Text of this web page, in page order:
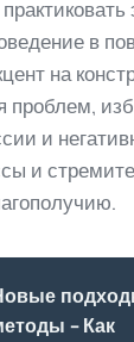
в
на
проблем,
и
и
- Как